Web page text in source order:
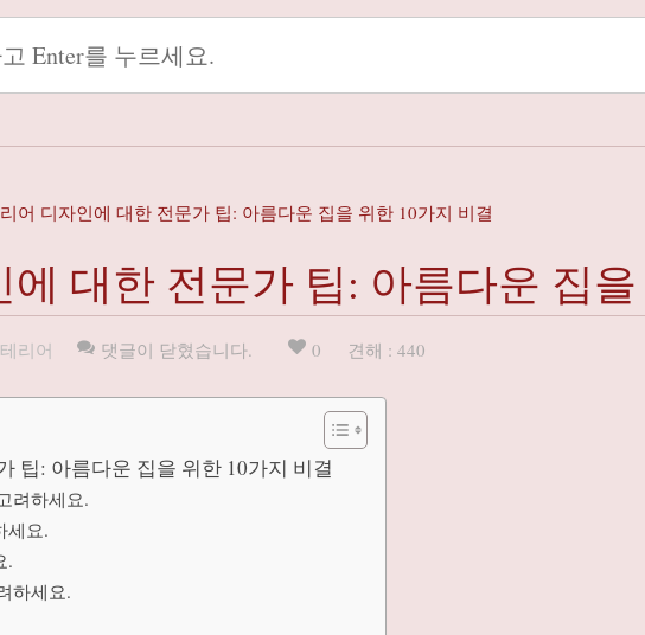
어 디자인에 대한 전문가 팁: 아름다운 집을 위한 10가지 비결
대한 전문가 팁: 아름다운 집
리어 댓글이 닫혔습니다. 0 견해 : 440
팁: 아름다운 집을 위한 10가지 비결
려하세요.
세요.
.
하세요.